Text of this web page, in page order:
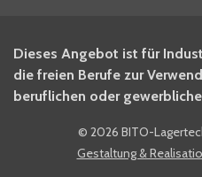
BITO
Ja, ich
BITO
Dieses Angebot ist für
die freien Berufe zur
beruflichen oder
© 2026 BITO-
Gestaltung &